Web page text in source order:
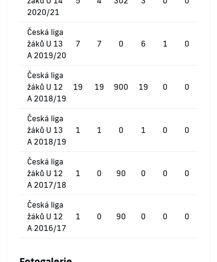
2020/21
Česká liga
žáků U 13
A 2019/20
7 7 0 6 1 0
Česká liga
žáků U 12
A 2018/19
19 19 900 19 0 0
Česká liga
žáků U 13
A 2018/19
1 1 0 1 0 0
Česká liga
žáků U 12
A 2017/18
1 0 90 0 0 0
Česká liga
žáků U 12
A 2016/17
1 0 90 0 0 0